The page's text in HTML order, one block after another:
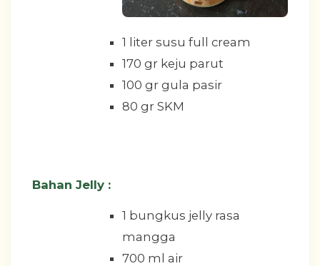
1 liter susu full cream
170 gr keju parut
100 gr gula pasir
80 gr SKM
Bahan Jelly :
1 bungkus jelly rasa
mangga
700 ml air